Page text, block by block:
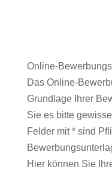
Online-
Das Online-
Grundlage Ihrer
Sie es bitte
Felder mit * sind
Hier können Sie